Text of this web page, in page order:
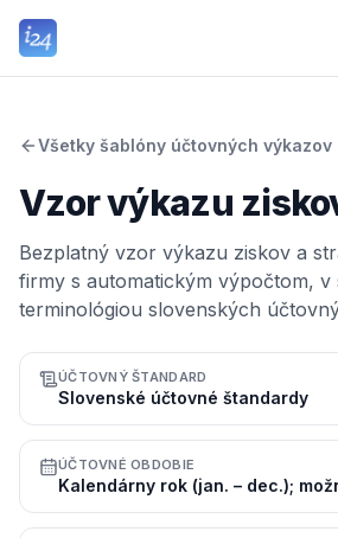
Všetky šablóny účtovných výkazov
Vzor výkazu
Bezplatný vzor výkazu ziskov a
firmy s automatickým výpočtom, v
terminológiou slovenských
ÚČTOVNÝ ŠTANDARD
Slovenské účtovné štandardy
ÚČTOVNÉ OBDOBIE